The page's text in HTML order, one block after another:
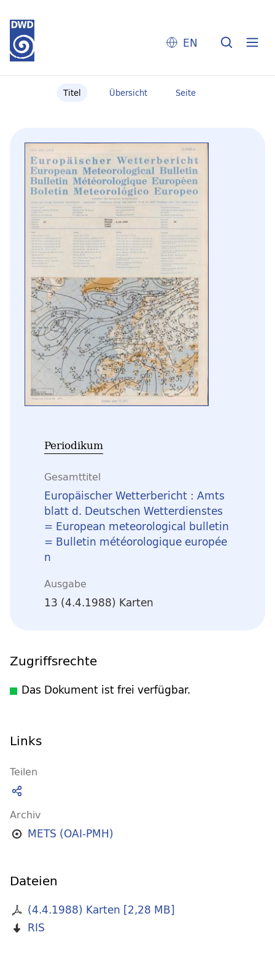
EN
Titel Übersicht Seite
Periodikum
Gesamttitel
Europäischer Wetterbericht : Amts
blatt d. Deutschen Wetterdienstes
= European meteorological bulletin
= Bulletin météorologique europée
n
Ausgabe
13 (4.4.1988) Karten
Zugriffsrechte
Das Dokument ist frei verfügbar.
Links
Teilen
Archiv
METS (OAI-PMH)
Dateien
(4.4.1988) Karten [2,28 MB]
RIS